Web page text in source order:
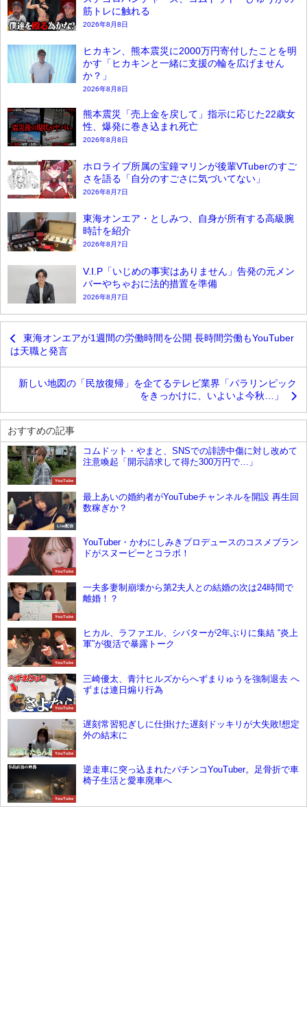
筋トレに触れる
2026年8月8日
ヒカキン、熊本震災に2000万円寄付したことを明
かす「ヒカキンと一緒に支援の輪を広げません
か？」
2026年8月8日
熊本震災「売上金を戻して」指示に応じた22歳女
性、爆発に巻き込まれ死亡
2026年8月8日
ホロライブ所属の宝鐘マリンが後輩VTuberのすご
さを語る「自分のすごさに気づいてない」
2026年8月7日
東海オンエア・としみつ、自身が所有する高級腕
時計を紹介
2026年8月7日
V.I.P「いじめの事実はありません」告発の元メン
バーやちゃおに法的措置を準備
2026年8月7日
東海オンエアが1週間の労働時間を公開 長時間労働もYouTuber
は天職と発言
新しい地図の「民放復帰」を企てるテレビ業界「パラリンピック
をきっかけに、いよいよ今秋…」
おすすめの記事
YouTube
コムドット・やまと、SNSでの誹謗中傷に対し改めて
注意喚起「開示請求して得た300万円で…」
Live配信
最上あいの婚約者がYouTubeチャンネルを開設 再生回
数稼ぎか？
YouTube
YouTuber・かわにしみきプロデュースのコスメブラン
ドがスヌーピーとコラボ！
YouTube
一夫多妻制崩壊から第2夫人との結婚の次は24時間で
離婚！？
YouTube
ヒカル、ラファエル、シバターが2年ぶりに集結 “炎上
軍”が復活で暴露トーク
YouTube
三崎優太、青汁ヒルズからへずまりゅうを強制退去 へ
ずまは連日煽り行為
YouTube
遅刻常習犯ぎしに仕掛けた遅刻ドッキリが大失敗!想定
外の結末に
YouTube
逆走車に突っ込まれたパチンコYouTuber。足骨折で車
椅子生活と愛車廃車へ